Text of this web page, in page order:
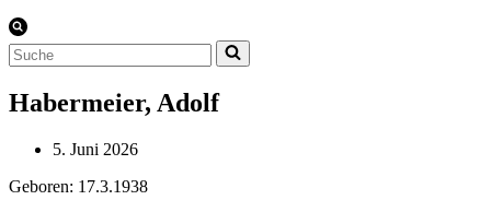
Suchen
nach …
Habermeier, Adolf
5. Juni 2026
Geboren: 17.3.1938